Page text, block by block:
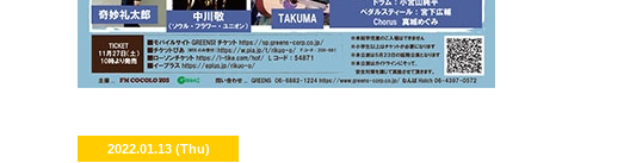
2022.01.13 (Thu)